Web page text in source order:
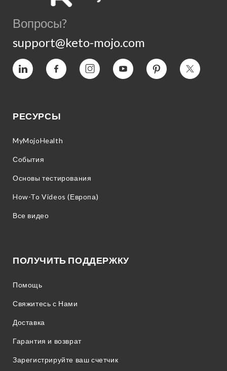
Вопросы?
support@keto-mojo.com
Vimeo Facebook InstagramYouTube ПинтересTwitter
РЕСУРСЫ
MyMojoHealth
События
Основы тестирования
How-To Videos (Европа)
Все видео
ПОЛУЧИТЬ ПОДДЕРЖКУ
Помощь
Свяжитесь с Нами
Доставка
Гарантия и возврат
Зарегистрируйте ваш счетчик